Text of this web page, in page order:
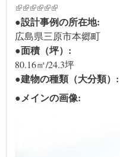
(link is external)
(link is external)
(link is external)
(link is external)
(link is external)
(link is external)
●設計事例の所在地:
広島県三原市本郷町
●面積（坪）:
80.16㎡/24.3坪
●建物の種類（大分類）:
●メインの画像: